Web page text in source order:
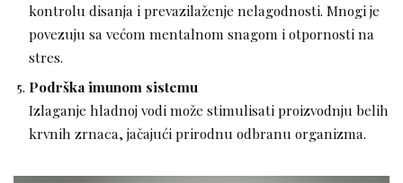
kontrolu disanja i prevazilaženje nelagodnosti. Mnogi je
povezuju sa većom mentalnom snagom i otpornosti na
stres.
Podrška imunom sistemu
Izlaganje hladnoj vodi može stimulisati proizvodnju belih
krvnih zrnaca, jačajući prirodnu odbranu organizma.